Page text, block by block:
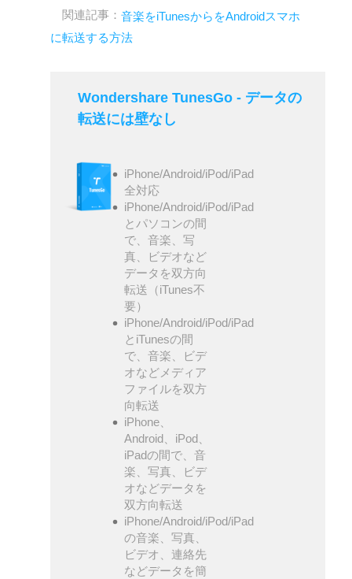
関連記事： 音楽をiTunesからをAndroidスマホ
に転送する方法
Wondershare TunesGo - データの
転送には壁なし
iPhone/Android/iPod/iPad
全対応
iPhone/Android/iPod/iPad
とパソコンの間
で、音楽、写
真、ビデオなど
データを双方向
転送（iTunes不
要）
iPhone/Android/iPod/iPad
とiTunesの間
で、音楽、ビデ
オなどメディア
ファイルを双方
向転送
iPhone、
Android、iPod、
iPadの間で、音
楽、写真、ビデ
オなどデータを
双方向転送
iPhone/Android/iPod/iPad
の音楽、写真、
ビデオ、連絡先
などデータを簡